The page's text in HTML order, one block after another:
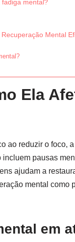
mental?
Mental
Ela
ao reduzir o foco,
pausas
ajudam a
mental como
em